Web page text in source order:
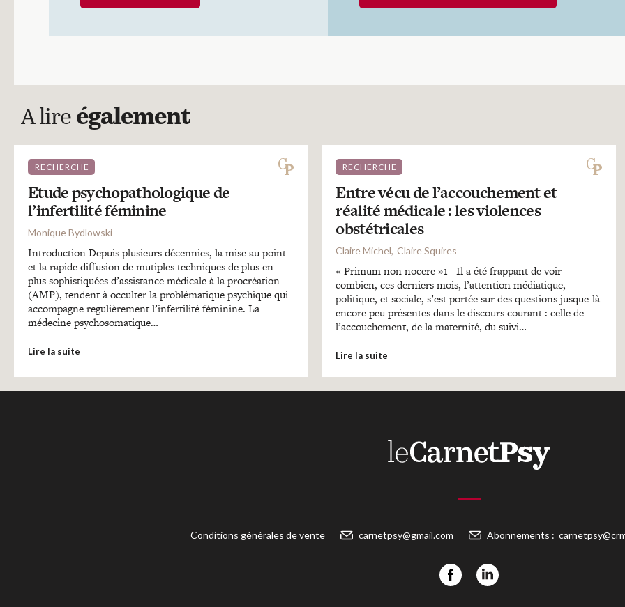
A lire également
RECHERCHE
Etude psychopathologique de
l’infertilité féminine
Monique Bydlowski
Introduction Depuis plusieurs décennies, la mise au point
et la rapide diffusion de mutiples techniques de plus en
plus sophistiquées d’assistance médicale à la procréation
(AMP), tendent à occulter la problématique psychique qui
accompagne regulièrement l’infertilité féminine. La
médecine psychosomatique…
Lire la suite
RECHERCHE
Entre vécu de l’accouchement et
réalité médicale : les violences
obstétricales
Claire Michel Claire Squires
« Primum non nocere »1 Il a été frappant de voir
combien, ces derniers mois, l’attention médiatique,
politique, et sociale, s’est portée sur des questions jusque-là
encore peu présentes dans le discours courant : celle de
l’accouchement, de la maternité, du suivi…
Lire la suite
Conditions générales de vente carnetpsy@gmail.com Abonnements :